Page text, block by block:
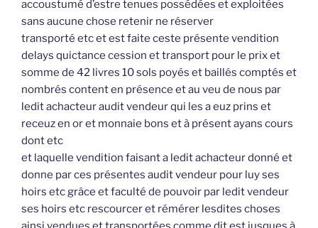
accoustumé d’estre tenues possédées et exploitées
sans aucune chose retenir ne réserver
transporté etc et est faite ceste présente vendition
delays quictance cession et transport pour le prix et
somme de 42 livres 10 sols poyés et baillés comptés et
nombrés content en présence et au veu de nous par
ledit achacteur audit vendeur qui les a euz prins et
receuz en or et monnaie bons et à présent ayans cours
dont etc
et laquelle vendition faisant a ledit achacteur donné et
donne par ces présentes audit vendeur pour luy ses
hoirs etc grâce et faculté de pouvoir par ledit vendeur
ses hoirs etc rescourcer et rémérer lesdites choses